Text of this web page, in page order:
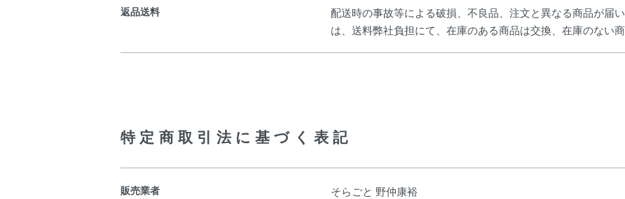
返品送料
配送時の事故等による破損、不良品、注文と異なる商品が届
は、送料弊社負担にて、在庫のある商品は交換、在庫のない
特定商取引法に基づく表記
販売業者 そらごと 野仲康裕